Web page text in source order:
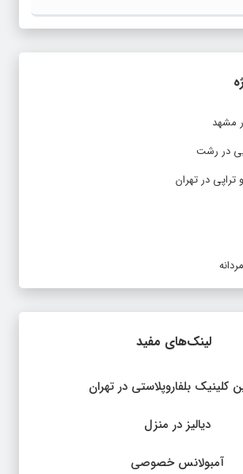
مشهد
در رشت
تراپی در تهران
لینک‌های مفید
کلینیک بلفاروپلاستی در تهران
دیالیز در منزل
آمبولانس خصوصی